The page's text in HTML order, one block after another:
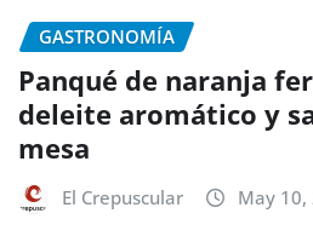
GASTRONOMÍA
Panqué de naranja
deleite aromático y
mesa
El Crepuscular May 10,